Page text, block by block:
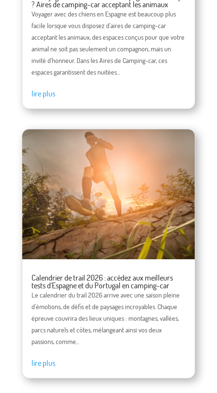
? Aires de camping-car acceptant les animaux
Voyager avec des chiens en Espagne est beaucoup plus
facile lorsque vous disposez d'aires de camping-car
acceptant les animaux, des espaces conçus pour que votre
animal ne soit pas seulement un compagnon, mais un
invité d'honneur. Dans les Aires de Camping-car, ces
espaces garantissent des nuitées...
lire plus
Calendrier de trail 2026 : accédez aux meilleurs
tests d'Espagne et du Portugal en camping-car
Le calendrier du trail 2026 arrive avec une saison pleine
d'émotions, de défis et de paysages incroyables. Chaque
épreuve couvrira des lieux uniques : montagnes, vallées,
parcs naturels et côtes, mélangeant ainsi vos deux
passions, comme...
lire plus